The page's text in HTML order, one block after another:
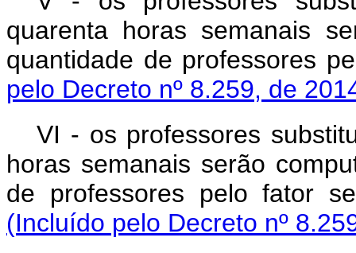
quarenta horas semanais
quantidade de professores
pelo Decreto nº 8.259, de
VI - os professores
horas semanais serão
de professores pelo fator
(Incluído pelo Decreto nº